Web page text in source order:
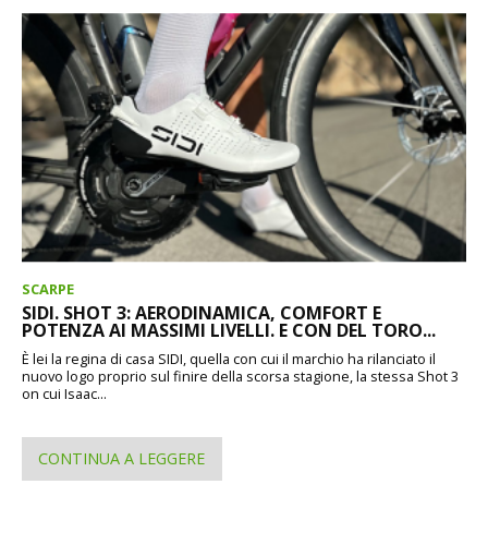
SCARPE
SIDI. SHOT 3: AERODINAMICA, COMFORT E
POTENZA AI MASSIMI LIVELLI. E CON DEL TORO...
È lei la regina di casa SIDI, quella con cui il marchio ha rilanciato il
nuovo logo proprio sul finire della scorsa stagione, la stessa Shot 3
on cui Isaac...
CONTINUA A LEGGERE